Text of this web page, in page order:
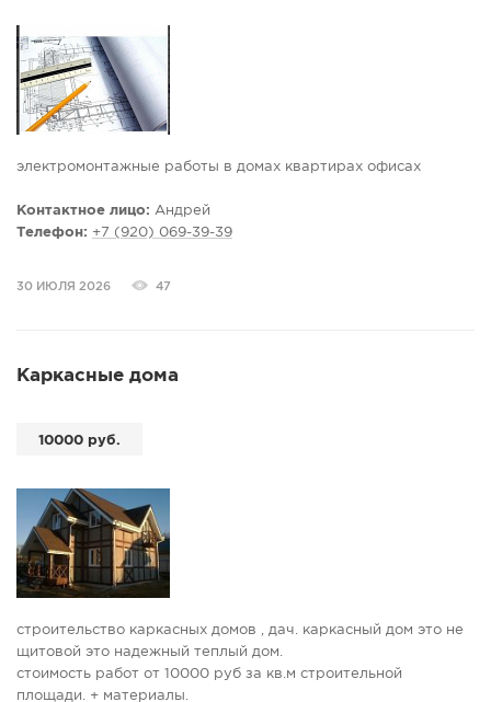
электромонтажные работы в домах квартирах офисах
Контактное лицо: Андрей
Телефон: +7 (920) 069-39-39
30 ИЮЛЯ 2026 47
Каркасные дома
10000 руб.
строительство каркасных домов , дач. каркасный дом это не
щитовой это надежный теплый дом.
стоимость работ от 10000 руб за кв.м строительной
площади. + материалы.